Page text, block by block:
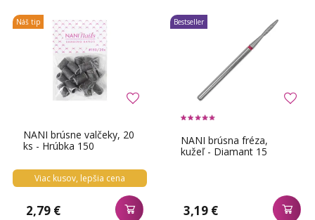
NANI brúsne valčeky, 20
ks - Hrúbka 150
Viac kusov, lepšia cena
2,79 €
Náš tip
NANI brúsna fréza,
kužeľ - Diamant 15
3,19 €
Bestseller